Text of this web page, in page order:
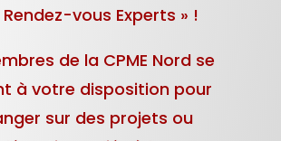
Rendez-vous Experts » !
de la CPME Nord se
à votre disposition pour
sur des projets ou